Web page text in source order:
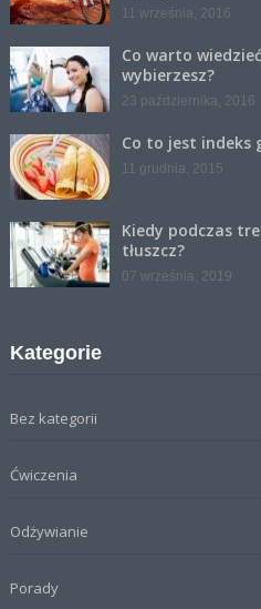
11 września, 2016
Co warto
wybierzesz?
23 października, 2016
Co to jest indeks
11 grudnia, 2015
Kiedy podczas
tłuszcz?
07 września, 2019
Kategorie
Bez kategorii
Ćwiczenia
Odżywianie
Porady